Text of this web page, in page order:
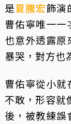
是夏騰宏飾演
曹佑寧唯一一
也意外透露原
暴哭，對方也
曹佑寧從小就
不敢，形容就
後，被教練誤